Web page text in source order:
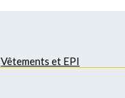
Vêtements et EPI